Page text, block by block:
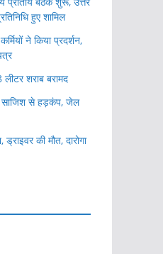
हुए शामिल
ने किया प्रदर्शन,
शराब बरामद
साजिश से हड़कंप, जेल
की मौत, दारोगा